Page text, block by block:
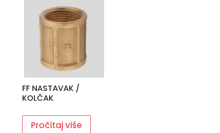
FF NASTAVAK /
KOLČAK
Pročitaj više